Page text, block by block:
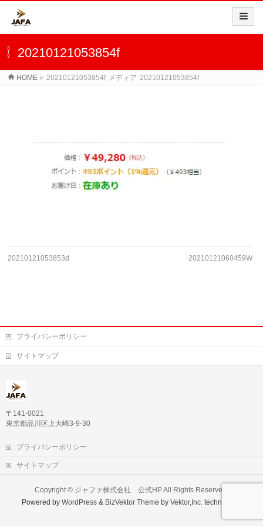
20210121053854f
HOME » 20210121053854f メディア 20210121053854f
20210121053853d 20210121060459W
プライバシーポリシー
サイトマップ
〒141-0021
東京都品川区上大崎3-9-30
プライバシーポリシー
サイトマップ
Copyright © ジャファ株式会社 公式HPAll Rights Reserved.
Powered byWordPress & BizVektor Theme byVektor,Inc. technology.